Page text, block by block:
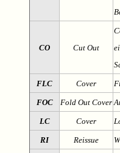
CO Cut Out
FLC Cover
FOC Fold Out Cover
LC Cover
RI Reissue